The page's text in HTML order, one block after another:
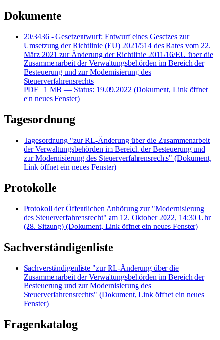
Dokumente
20/3436 - Gesetzentwurf: Entwurf eines Gesetzes zur
Umsetzung der Richtlinie (EU) 2021/514 des Rates vom 22.
März 2021 zur Änderung der Richtlinie 2011/16/EU über die
Zusammenarbeit der Verwaltungsbehörden im Bereich der
Besteuerung und zur Modernisierung des
Steuerverfahrensrechts
PDF | 1 MB — Status: 19.09.2022 (Dokument, Link öffnet
ein neues Fenster)
Tagesordnung
Tagesordnung "zur RL-Änderung über die Zusammenarbeit
der Verwaltungsbehörden im Bereich der Besteuerung und
zur Modernisierung des Steuerverfahrensrechts" (Dokument,
Link öffnet ein neues Fenster)
Protokolle
Protokoll der Öffentlichen Anhörung zur "Modernisierung
des Steuerverfahrensrecht" am 12. Oktober 2022, 14:30 Uhr
(28. Sitzung) (Dokument, Link öffnet ein neues Fenster)
Sachverständigenliste
Sachverständigenliste "zur RL-Änderung über die
Zusammenarbeit der Verwaltungsbehörden im Bereich der
Besteuerung und zur Modernisierung des
Steuerverfahrensrechts" (Dokument, Link öffnet ein neues
Fenster)
Fragenkatalog